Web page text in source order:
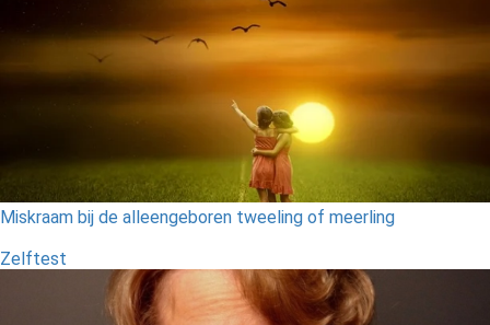
Miskraam bij de alleengeboren tweeling of meerling
Zelftest